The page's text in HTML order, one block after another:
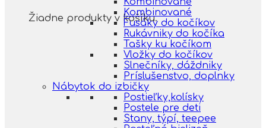
Žiadne produkty v košíku.
Kombinované
Fusáky do kočíkov
Rukávniky do kočíka
Tašky ku kočíkom
Vložky do kočíkov
Slnečníky, dáždniky
Príslušenstvo, doplnky
Nábytok do izbičky
Postieľky,kolísky
Postele pre deti
Stany, týpí, teepee